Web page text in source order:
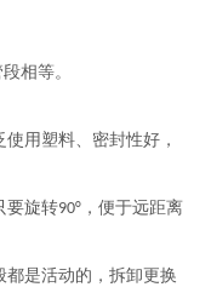
相等。
用塑料、密封性好，
要旋转90°，便于远距离
都是活动的，拆卸更换